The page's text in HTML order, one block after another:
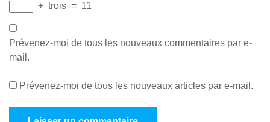
+ trois = 11
Prévenez-moi de tous les nouveaux commentaires par e-
mail.
Prévenez-moi de tous les nouveaux articles par e-mail.